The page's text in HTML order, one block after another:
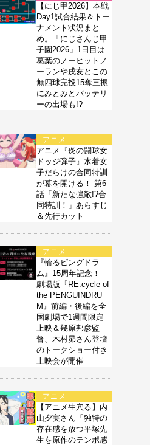
【にじ甲2026】本戦
Day1試合結果＆トー
ナメント状況まと
め。「にじさんじ甲
子園2026」1日目は
葛葉のノーヒットノ
ーランや戌亥とこの
無四球完投15奪三振
にみとみとバッテリ
ーの出場も!?
アニメ
アニメ『炎の闘球女
ドッジ弾子』水着女
子だらけの合同特訓
が幕を開ける！ 第6
話「新たな強敵!?合
同特訓！」あらすじ
＆先行カット
アニメ
『輪るピングドラ
ム』15周年記念！
劇場版『RE:cycle of
the PENGUINDRU
M』前編・後編を全
国劇場で1週間限定
上映＆幾原邦彦監
督、木村昴さん登壇
のトークショー付き
上映会が開催
アニメ
【アニメ生穴る】内
山夕実さん「独特の
存在感を放つ平塚先
生を原作のテンポ感